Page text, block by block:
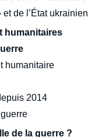
de l’État ukrainien
humanitaires
humanitaire
2014
de la guerre ?